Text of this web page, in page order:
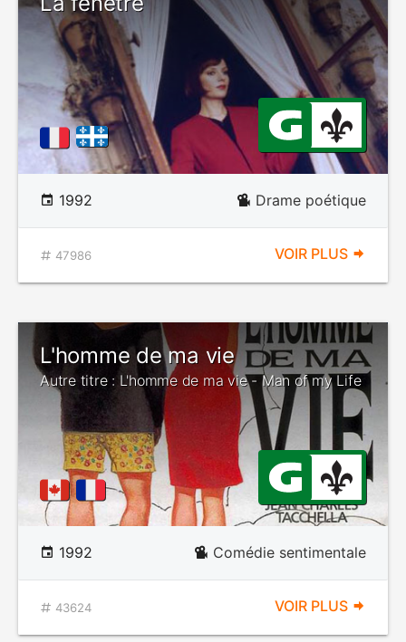
1992 Drame poétique
47986 VOIR PLUS
L'homme de ma vie
Autre titre : L'homme de ma vie - Man of my Life
1992 Comédie sentimentale
43624 VOIR PLUS